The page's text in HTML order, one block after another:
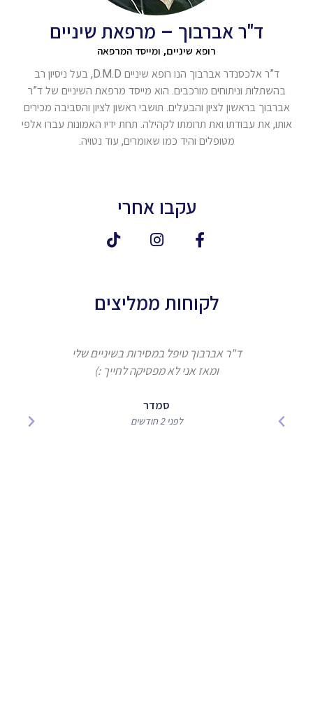
ד"ר אברבוך – מרפאת שיניים
רופא שיניים, ומייסד המרפאה
ד”ר אלכסנדר אברבוך הנו רופא שיניים D.M.D, בעל ניסיון רב
בהשתלות וניתוחים מורכבים. הוא מייסד מרפאת השיניים של ד”ר
אברבוך בראשון לציון והבעלים. תושבי ראשון לציון והסביבה מכירים
אותו, את עבודתו ואת תרומתו לקהילה. תחת ידיו האמונות עברו אלפי
מטופלים והיד כמו שאומרים, עוד נטויה.
עקבו אחרי
לקוחות ממליצים
ד"ר אברבוך טיפל במסירות בשיניים שלי
ומאז אני לא מפסיקה לחייך :)
סמדר
לפני 2 חודשים